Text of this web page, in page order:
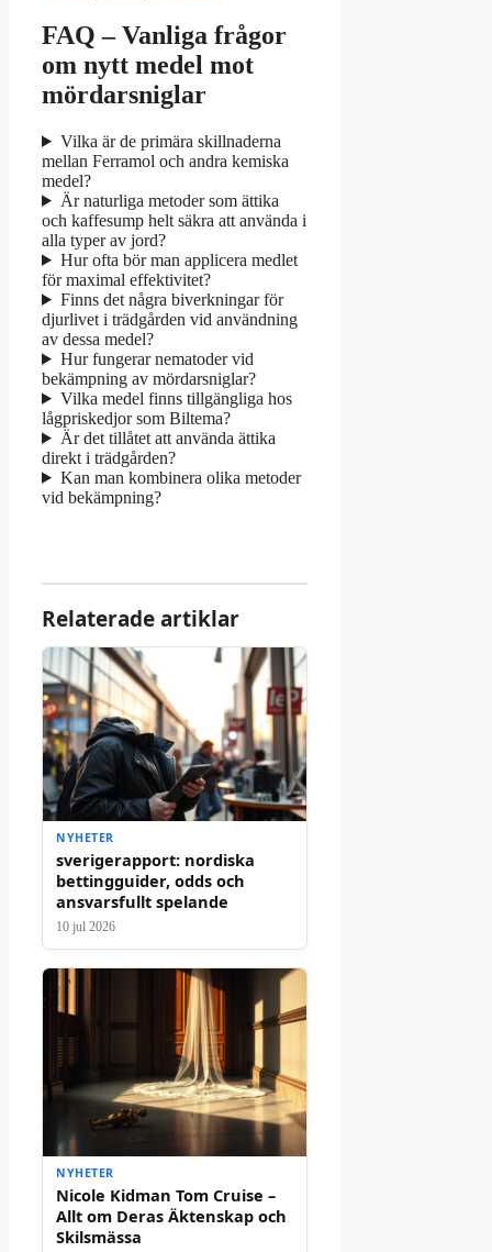
FAQ – Vanliga frågor
om nytt medel mot
mördarsniglar
Vilka är de primära skillnaderna
mellan Ferramol och andra kemiska
medel?
Är naturliga metoder som ättika
och kaffesump helt säkra att använda i
alla typer av jord?
Hur ofta bör man applicera medlet
för maximal effektivitet?
Finns det några biverkningar för
djurlivet i trädgården vid användning
av dessa medel?
Hur fungerar nematoder vid
bekämpning av mördarsniglar?
Vilka medel finns tillgängliga hos
lågpriskedjor som Biltema?
Är det tillåtet att använda ättika
direkt i trädgården?
Kan man kombinera olika metoder
vid bekämpning?
Relaterade artiklar
NYHETER
sverigerapport: nordiska
bettingguider, odds och
ansvarsfullt spelande
10 jul 2026
NYHETER
Nicole Kidman Tom Cruise –
Allt om Deras Äktenskap och
Skilsmässa